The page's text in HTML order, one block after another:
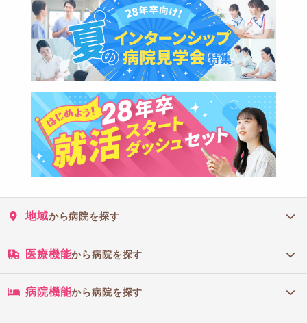
地域から病院を探す
医療機能から病院を探す
病院機能から病院を探す